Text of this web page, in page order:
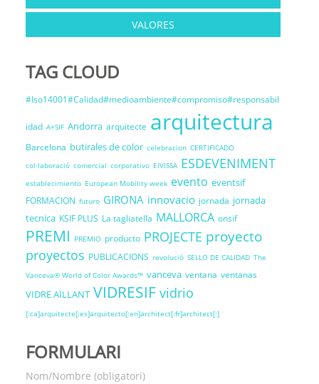
VALORES
TAG CLOUD
#Iso14001#Calidad#medioambiente#compromiso#responsabil
idad A+SIF Andorra arquitecte arquitectura
Barcelona butirales de color celebracion CERTIFICADO
col·laboració comercial corporativo EIVISSA ESDEVENIMENT
establecimiento European Mobility week evento eventsif
FORMACION futuro GIRONA innovacio jornada jornada
tecnica KSIF PLUS La tagliatella MALLORCA onsif
PREMI PREMIO producto PROJECTE proyecto
proyectos PUBLICACIONS revolució SELLO DE CALIDAD The
Vanceva® World of Color Awards™ vanceva ventana ventanas
VIDRE AÏLLANT VIDRESIF vidrio
[:ca]arquitecte[:es]arquitecto[:en]architect[:fr]architect[:]
FORMULARI
Nom/Nombre (obligatori)